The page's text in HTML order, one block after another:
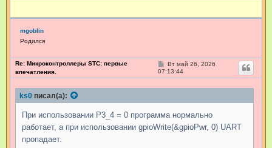
mgoblin
Родился
Re: Микроконтроллеры STC: первые
впечатления.
С
о
о
и
Вт май 26, 2026
07:13:44
ks0 писал(а):
При использовании P3_4 = 0 программа нормально
работает, а при использовании gpioWrite(&gpioPwr, 0) UART
пропадает.